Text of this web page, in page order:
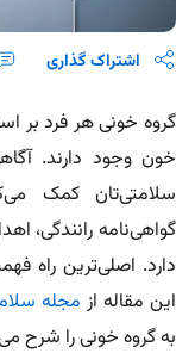
اشتراک گذاری
گروه خونی هر فرد بر
خون وجود دارند.
سلامتی‌تان کمک
گواهی‌نامه رانندگی،
دارد. اصلی‌ترین راه
این مقاله از مجله
به گروه خونی را شرح